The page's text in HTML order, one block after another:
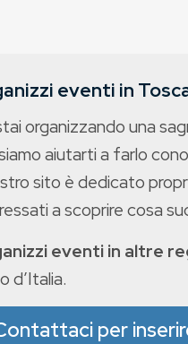
eventi in
organizzando una
aiutarti a farlo
sito è dedicato
a scoprire cosa
eventi in altre
d’Italia.
per